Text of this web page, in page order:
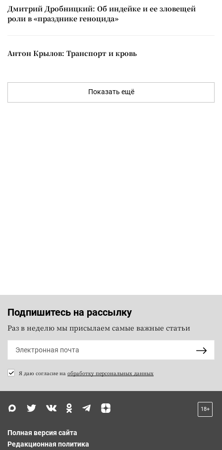
Дмитрий Дробницкий: Об индейке и ее зловещей
роли в «празднике геноцида»
Антон Крылов: Транспорт и кровь
Показать ещё
Подпишитесь на рассылку
Раз в неделю мы присылаем самые важные статьи
Я даю согласие на обработку персональных данных
18+
Полная версия сайта
Редакционная политика